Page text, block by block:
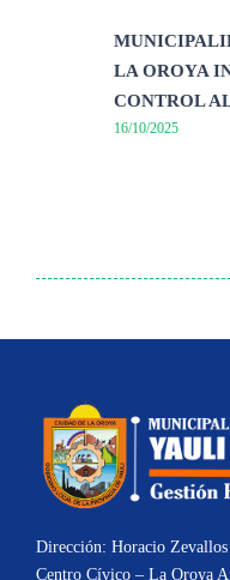
LA OROYA
CONTROL
16/10/2025
Dirección: Horacio
Centro Cívico – La Oroya